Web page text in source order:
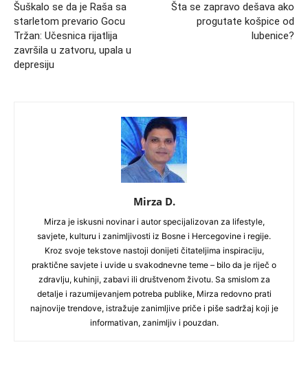
Šuškalo se da je Raša sa
starletom prevario Gocu
Tržan: Učesnica rijatlija
završila u zatvoru, upala u
depresiju
Šta se zapravo dešava ako
progutate košpice od
lubenice?
Mirza D.
Mirza je iskusni novinar i autor specijalizovan za lifestyle,
savjete, kulturu i zanimljivosti iz Bosne i Hercegovine i regije.
Kroz svoje tekstove nastoji donijeti čitateljima inspiraciju,
praktične savjete i uvide u svakodnevne teme – bilo da je riječ o
zdravlju, kuhinji, zabavi ili društvenom životu. Sa smislom za
detalje i razumijevanjem potreba publike, Mirza redovno prati
najnovije trendove, istražuje zanimljive priče i piše sadržaj koji je
informativan, zanimljiv i pouzdan.